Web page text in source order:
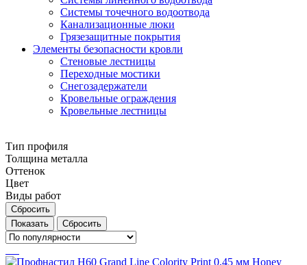
Системы точечного водоотвода
Канализационные люки
Грязезащитные покрытия
Элементы безопасности кровли
Стеновые лестницы
Переходные мостики
Снегозадержатели
Кровельные ограждения
Кровельные лестницы
Тип профиля
Толщина металла
Оттенок
Цвет
Виды работ
Сбросить
Сбросить